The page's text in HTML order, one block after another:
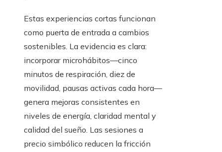
Estas experiencias cortas funcionan
como puerta de entrada a cambios
sostenibles. La evidencia es clara:
incorporar microhábitos—cinco
minutos de respiración, diez de
movilidad, pausas activas cada hora—
genera mejoras consistentes en
niveles de energía, claridad mental y
calidad del sueño. Las sesiones a
precio simbólico reducen la fricción